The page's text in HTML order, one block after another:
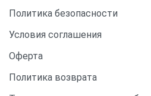
Политика безопасности
Условия соглашения
Оферта
Политика возврата